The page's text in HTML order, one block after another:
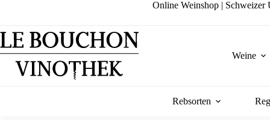
Online Weinshop | Schweizer
Weine
Rebsorten